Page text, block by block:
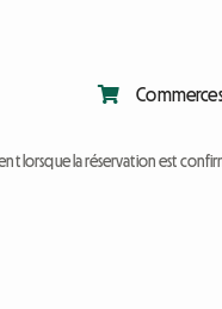
lorsque la réservation est